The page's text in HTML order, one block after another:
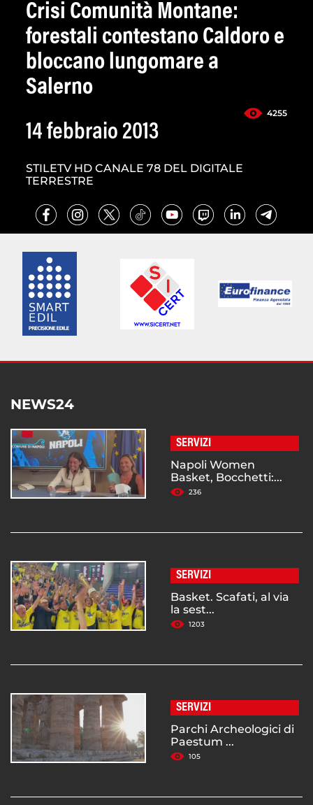
Crisi Comunità Montane:
forestali contestano Caldoro e
bloccano lungomare a
Salerno
4255
14 febbraio 2013
STILETV HD CANALE 78 DEL DIGITALE
TERRESTRE
NEWS24
SERVIZI
Napoli Women
Basket, Bocchetti:...
236
SERVIZI
Basket. Scafati, al via
la sest...
1203
SERVIZI
Parchi Archeologici di
Paestum ...
105